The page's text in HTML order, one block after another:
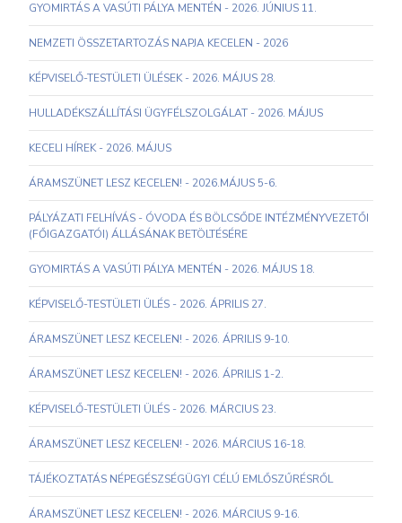
GYOMIRTÁS A VASÚTI PÁLYA MENTÉN - 2026. JÚNIUS 11.
NEMZETI ÖSSZETARTOZÁS NAPJA KECELEN - 2026
KÉPVISELŐ-TESTÜLETI ÜLÉSEK - 2026. MÁJUS 28.
HULLADÉKSZÁLLÍTÁSI ÜGYFÉLSZOLGÁLAT - 2026. MÁJUS
KECELI HÍREK - 2026. MÁJUS
ÁRAMSZÜNET LESZ KECELEN! - 2026.MÁJUS 5-6.
PÁLYÁZATI FELHÍVÁS - ÓVODA ÉS BÖLCSŐDE INTÉZMÉNYVEZETŐI
(FŐIGAZGATÓI) ÁLLÁSÁNAK BETÖLTÉSÉRE
GYOMIRTÁS A VASÚTI PÁLYA MENTÉN - 2026. MÁJUS 18.
KÉPVISELŐ-TESTÜLETI ÜLÉS - 2026. ÁPRILIS 27.
ÁRAMSZÜNET LESZ KECELEN! - 2026. ÁPRILIS 9-10.
ÁRAMSZÜNET LESZ KECELEN! - 2026. ÁPRILIS 1-2.
KÉPVISELŐ-TESTÜLETI ÜLÉS - 2026. MÁRCIUS 23.
ÁRAMSZÜNET LESZ KECELEN! - 2026. MÁRCIUS 16-18.
TÁJÉKOZTATÁS NÉPEGÉSZSÉGÜGYI CÉLÚ EMLŐSZŰRÉSRŐL
ÁRAMSZÜNET LESZ KECELEN! - 2026. MÁRCIUS 9-16.